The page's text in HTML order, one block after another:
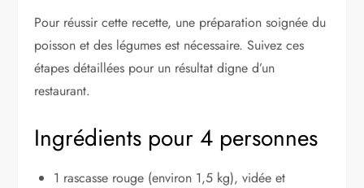
Pour réussir cette recette, une préparation soignée du
poisson et des légumes est nécessaire. Suivez ces
étapes détaillées pour un résultat digne d’un
restaurant.
Ingrédients pour 4 personnes
1 rascasse rouge (environ 1,5 kg), vidée et